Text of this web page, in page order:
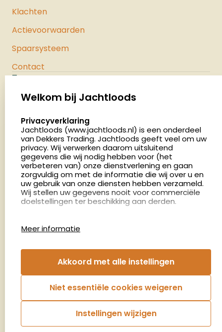
Klachten
Actievoorwaarden
Spaarsysteem
Contact
Palenrij 1
Nederland
4.8
2879 beoordelingen
Openingstijden
Dinsdag en donderdag: 13:00 - 17:00 én 18:00 - 21:00
uur
Afspraak maken
Nieuwsbrief
€5,- kortingsbon voor uw volgende bestelling.
Blijf op de hoogte van het laatste nieuws
Welkom bij Jachtloods
select language
Privacyverklaring
Jachtloods (www.jachtloods.nl) is een onderdeel
van Dekkers Trading. Jachtloods geeft veel om uw
privacy. Wij verwerken daarom uitsluitend
gegevens die wij nodig hebben voor (het
verbeteren van) onze dienstverlening en gaan
zorgvuldig om met de informatie die wij over u en
uw gebruik van onze diensten hebben verzameld.
Wij stellen uw gegevens nooit voor commerciële
doelstellingen ter beschikking aan derden.
gebruiken en hoe effectief de Adwords-
advertenties van Dekkers trading bij Google
zoekresultaatpagina’s zijn. De aldus verkregen
informatie wordt, met inbegrip van het adres van
uw computer (IP-adres), overgebracht naar en
door Google opgeslagen op servers in de
Verenigde Staten. Lees het privacybeleid van
Google voor meer informatie. U treft ook het
Meer informatie
Akkoord met alle instellingen
Niet essentiële cookies weigeren
Instellingen wijzigen